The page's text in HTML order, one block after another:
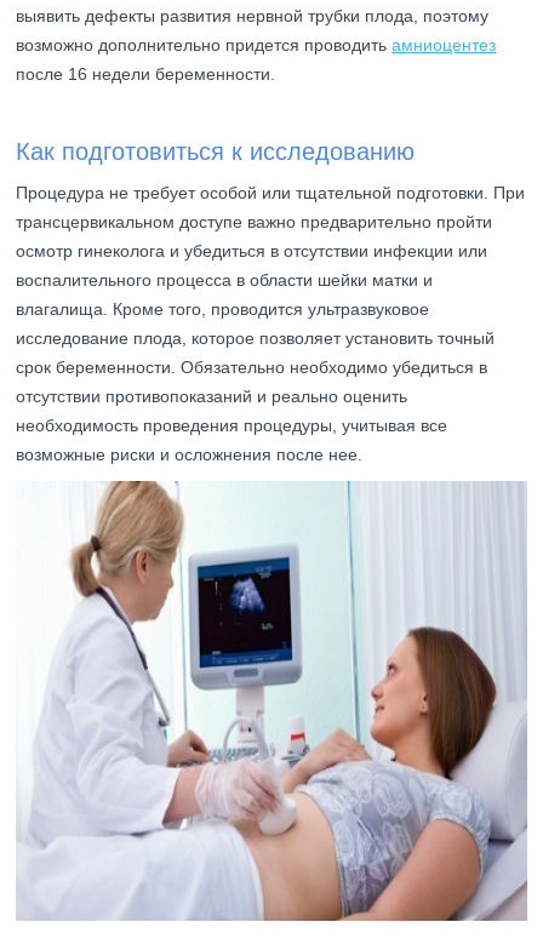
выявить дефекты развития нервной трубки плода, поэтому
возможно дополнительно придется проводитьамниоцентез
после 16 недели беременности.
Как подготовиться к исследованию
Процедура не требует особой или тщательной подготовки. При
трансцервикальном доступе важно предварительно пройти
осмотр гинеколога и убедиться в отсутствии инфекции или
воспалительного процесса в области шейки матки и
влагалища. Кроме того, проводится ультразвуковое
исследование плода, которое позволяет установить точный
срок беременности. Обязательно необходимо убедиться в
отсутствии противопоказаний и реально оценить
необходимость проведения процедуры, учитывая все
возможные риски и осложнения после нее.